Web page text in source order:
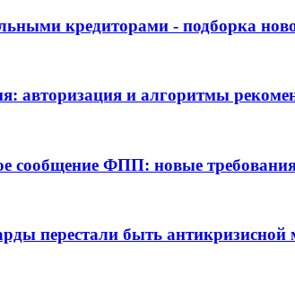
кредиторами - подборка
авторизация и алгоритмы
сообщение ФПП: новые
перестали быть антикризисной